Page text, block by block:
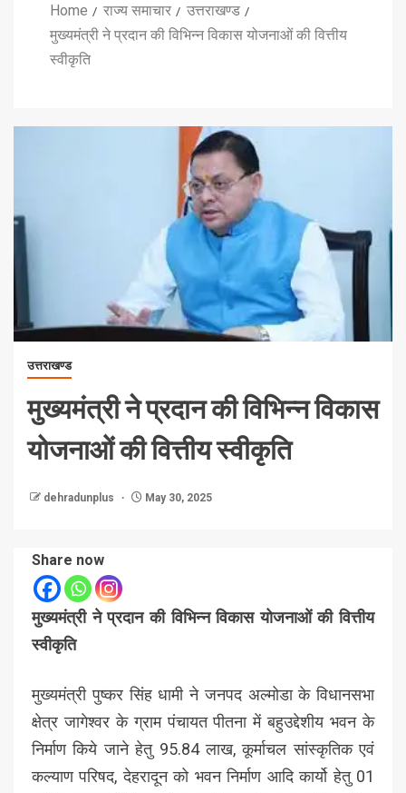
Home राज्य समाचार
उत्तराखण्ड
मुख्यमंत्री ने प्रदान की विभिन्न विकास योजनाओं की वित्तीय
स्वीकृति
उत्तराखण्ड
मुख्यमंत्री ने प्रदान की विभिन्न विकास
योजनाओं की वित्तीय स्वीकृति
dehradunplus May 30, 2025
Share now
मुख्यमंत्री ने प्रदान की विभिन्न विकास योजनाओं की वित्तीय
स्वीकृति
मुख्यमंत्री पुष्कर सिंह धामी ने जनपद अल्मोडा के विधानसभा
क्षेत्र जागेश्वर के ग्राम पंचायत पीतना में बहुउद्देशीय भवन के
निर्माण किये जाने हेतु 95.84 लाख, कूर्माचल सांस्कृतिक एवं
कल्याण परिषद, देहरादून को भवन निर्माण आदि कार्यो हेतु 01